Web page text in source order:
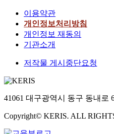
이용약관
개인정보처리방침
개인정보 재동의
기관소개
저작물 게시중단요청
41061 대구광역시 동구 동내로
Copyright© KERIS. ALL